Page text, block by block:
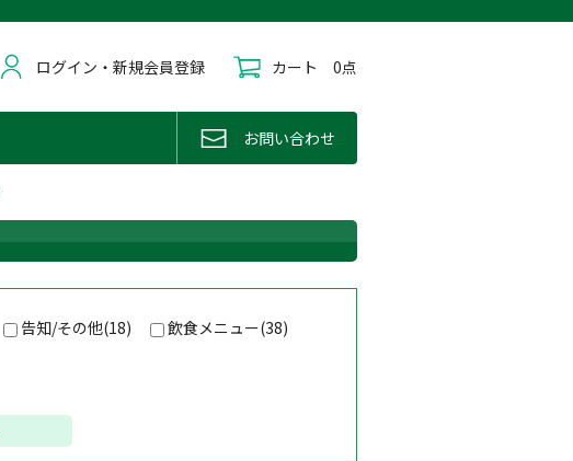
ログイン・新規会員登録 カート 0点
お問い合わせ
告知/その他(18)
飲食メニュー(38)